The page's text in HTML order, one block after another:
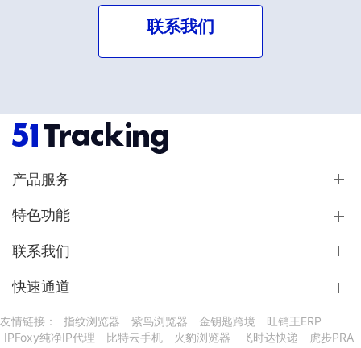
联系我们
产品服务
特色功能
联系我们
快速通道
友情链接： 指纹浏览器 紫鸟浏览器 金钥匙跨境
旺销王ERP
IPFoxy纯净IP代理
比特云手机 火豹浏览器 飞时达快递
虎步PRA